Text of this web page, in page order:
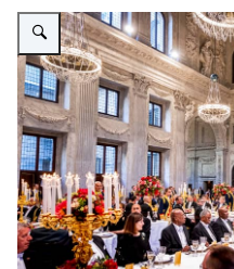
Vergroot afbeelding Koning